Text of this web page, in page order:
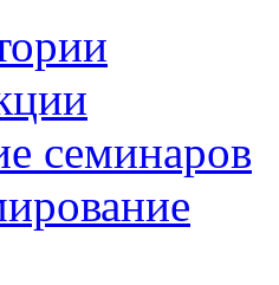
семинаров